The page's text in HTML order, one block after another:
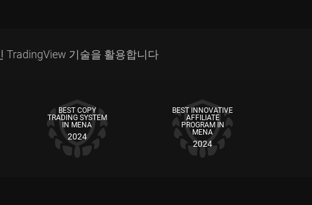
TradingView 기술을 활용합니다
BEST COPY
TRADING SYSTEM
IN MENA
2024
BEST INNOVATIVE
AFFILIATE
PROGRAM IN
MENA
2024